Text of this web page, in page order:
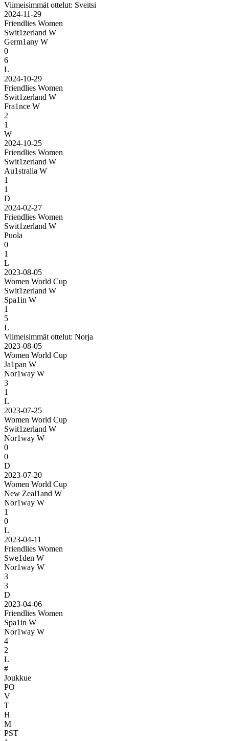
Viimeisimmät ottelut: Sveitsi
2024-11-29
Friendlies Women
Swit1zerland W
Germ1any W
0
6
L
2024-10-29
Friendlies Women
Swit1zerland W
Fra1nce W
2
1
W
2024-10-25
Friendlies Women
Swit1zerland W
Au1stralia W
1
1
D
2024-02-27
Friendlies Women
Swit1zerland W
Puola
0
1
L
2023-08-05
Women World Cup
Swit1zerland W
Spa1in W
1
5
L
Viimeisimmät ottelut: Norja
2023-08-05
Women World Cup
Ja1pan W
Nor1way W
3
1
L
2023-07-25
Women World Cup
Swit1zerland W
Nor1way W
0
0
D
2023-07-20
Women World Cup
New Zeal1and W
Nor1way W
1
0
L
2023-04-11
Friendlies Women
Swe1den W
Nor1way W
3
3
D
2023-04-06
Friendlies Women
Spa1in W
Nor1way W
4
2
L
#
Joukkue
PO
V
T
H
M
PST